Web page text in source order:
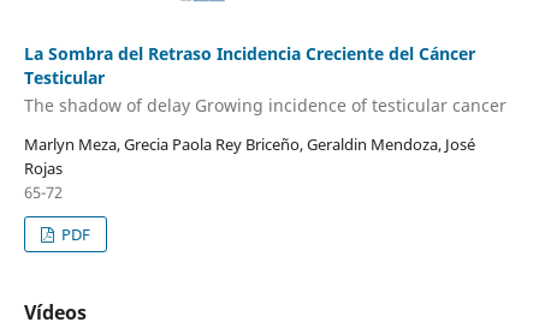
La Sombra del Retraso Incidencia Creciente del Cáncer
Testicular
The shadow of delay Growing incidence of testicular cancer
Marlyn Meza, Grecia Paola Rey Briceño, Geraldin Mendoza, José
Rojas
65-72
PDF
Vídeos